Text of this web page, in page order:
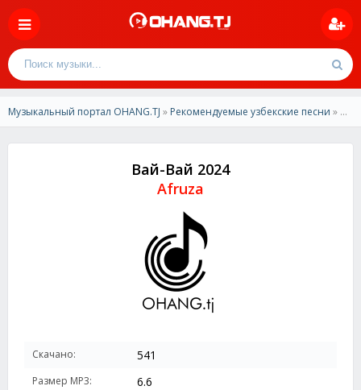
Музыкальный портал OHANG.TJ » Рекомендуемые узбекские песни » Afruza-Вай-Вай 2024
Вай-Вай 2024
Afruza
Скачано: 541
Размер MP3: 6.6